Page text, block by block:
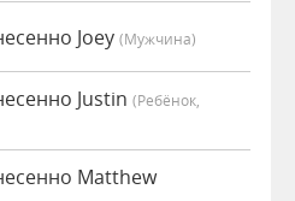
Joey (мужчина)
Justin (Ребёнок,
Matthew